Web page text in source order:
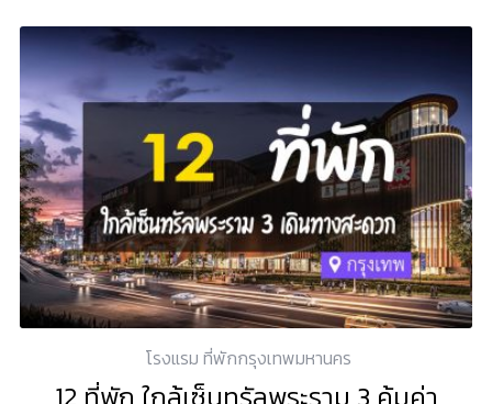
โรงแรม ที่พักกรุงเทพมหานคร